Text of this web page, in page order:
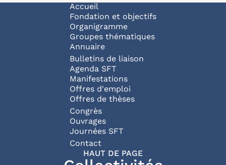
Navigation principale
Accueil
Fondation et objectifs
Organigramme
Groupes thématiques
Annuaire
Bulletins de liaison
Agenda SFT
Manifestations
Offres d'emploi
Offres de thèses
Congrès
Ouvrages
Journées SFT
Pied de page
Contact
HAUT DE PAGE